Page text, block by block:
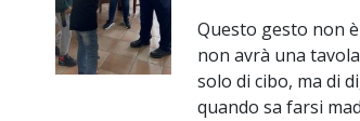
Questo gesto non
non avrà una
solo di cibo, ma di
quando sa farsi